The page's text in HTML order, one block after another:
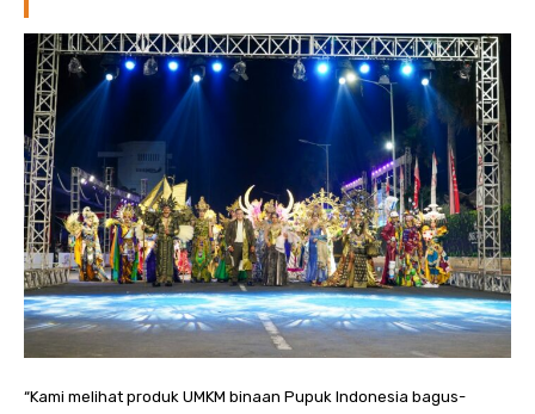
“Kami melihat produk UMKM binaan Pupuk Indonesia bagus-